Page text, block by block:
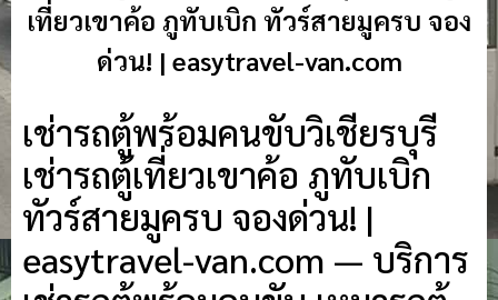
เที่ยวเขาค้อ ภูทับเบิก ทัวร์สายมูครบ จอง
ด่วน! | easytravel-van.com
เช่ารถตู้พร้อมคนขับวิเชียรบุรี
เช่ารถตู้เที่ยวเขาค้อ ภูทับเบิก
ทัวร์สายมูครบ จองด่วน! |
easytravel-van.com — บริการ